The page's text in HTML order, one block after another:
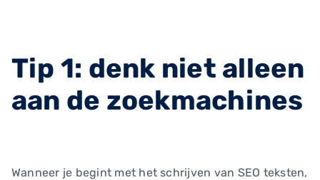
Tip 1: denk niet alleen
aan de zoekmachines
Wanneer je begint met het schrijven van SEO teksten,